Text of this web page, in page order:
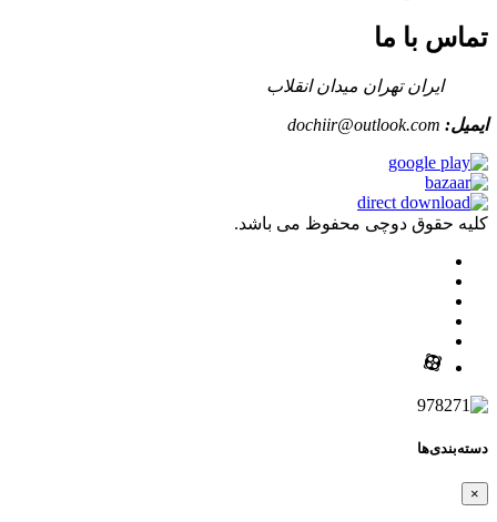
تماس با ما
ایران تهران میدان انقلاب
ایمیل: dochiir@outlook.com
کلیه حقوق دوچی محفوظ می باشد.
دسته‌بندی‌ها
×